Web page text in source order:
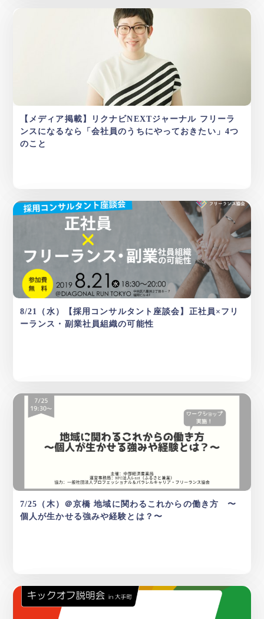
【メディア掲載】リクナビNEXTジャーナル フリーラ
ンスになるなら「会社員のうちにやっておきたい」4つ
のこと
8/21（水）【採用コンサルタント座談会】正社員×フリ
ーランス・副業社員組織の可能性
7/25（木）＠京橋 地域に関わるこれからの働き方 〜
個人が生かせる強みや経験とは？〜